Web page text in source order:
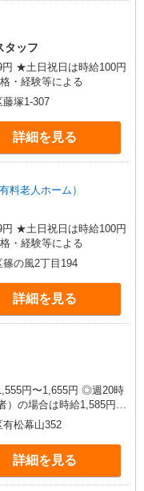
ッフ
円
・経験等による
塚1-307
詳細を見る
料老人ホーム）
円
・経験等による
の風2丁目194
詳細を見る
〜1,655円 ◎週20時
）の場合は時給1,585円〜
入者）の場合は時給1,285
松幕山352
詳細を見る